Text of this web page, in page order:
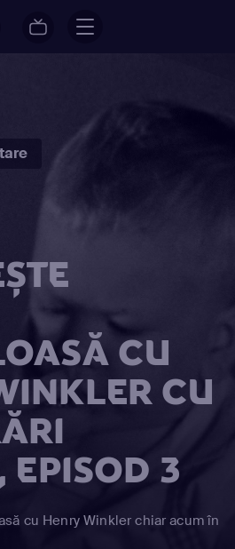
CU
CU
EPISOD 3
cu Henry Winkler chiar acum în